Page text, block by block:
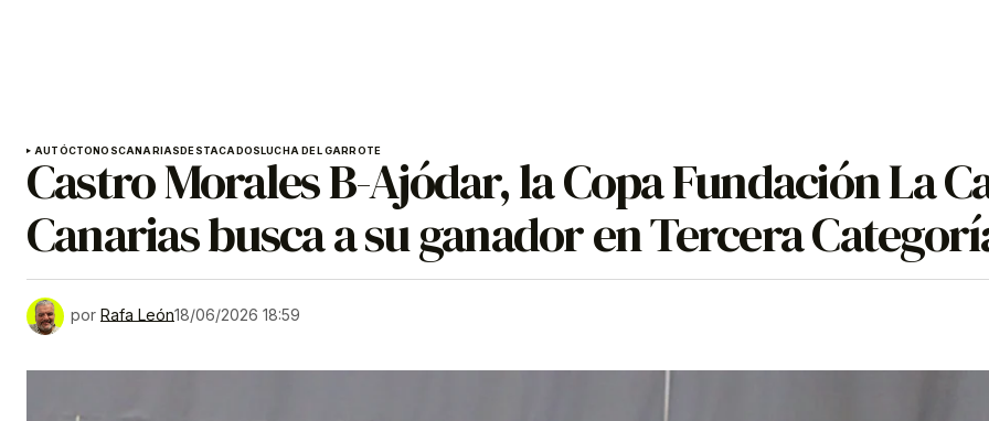
AUTÓCTONOSCANARIASDESTACADOSLUCHA DEL GARROTE
Castro Morales B-Ajódar, la Copa Fundación La
Canarias busca a su ganador en Tercera
por Rafa León18/06/2026 18:59